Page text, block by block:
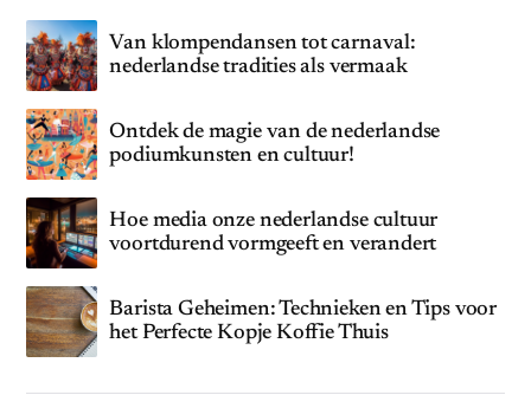
Van klompendansen tot carnaval:
nederlandse tradities als vermaak
Ontdek de magie van de nederlandse
podiumkunsten en cultuur!
Hoe media onze nederlandse cultuur
voortdurend vormgeeft en verandert
Barista Geheimen: Technieken en Tips voor
het Perfecte Kopje Koffie Thuis